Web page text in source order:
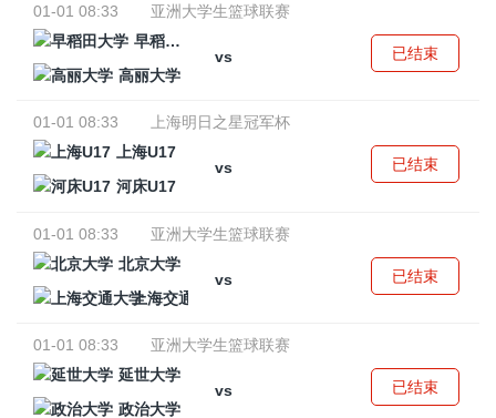
01-01 08:33
亚洲大学生篮球联赛
早稻田大学
vs
高丽大学
已结束
01-01 08:33
上海明日之星冠军杯
上海U17
vs
河床U17
已结束
01-01 08:33
亚洲大学生篮球联赛
北京大学
vs
上海交通大学
已结束
01-01 08:33
亚洲大学生篮球联赛
延世大学
vs
政治大学
已结束